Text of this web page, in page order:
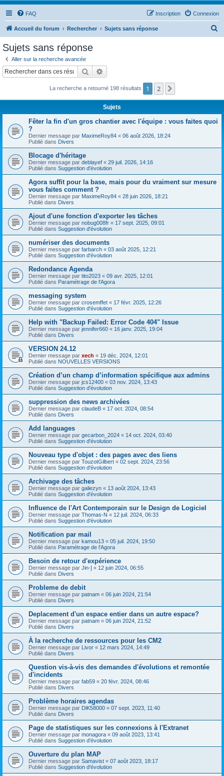
FAQ Connexion
Inscription
Accueil du forum Rechercher Sujets sans réponse
c
Sujets sans réponse
Aller sur la recherche avancée
Rechercher
La recherche a retourné 198 résultats 1 2
Sujets
Fêter la fin d'un gros chantier avec l'équipe : vous faites quoi
?
Dernier message par MaximeRoy84 « 06 août 2026, 18:24
Publié dans Divers
Blocage d'héritage
Dernier message par deblayef « 29 juil. 2026, 14:16
Publié dans Suggestion d'évolution
Agora suffit pour la base, mais pour du vraiment sur mesure
vous faites comment ?
Dernier message par MaximeRoy84 « 28 juin 2026, 18:21
Publié dans Divers
Ajout d'une fonction d'exporter les tâches
Dernier message par nobug008fr « 17 sept. 2025, 09:01
Publié dans Suggestion d'évolution
numériser des documents
Dernier message par farbarch « 03 août 2025, 12:21
Publié dans Suggestion d'évolution
Redondance Agenda
Dernier message par tito2023 « 09 avr. 2025, 12:01
Publié dans Paramétrage de l'Agora
messaging system
Dernier message par crosemffet « 17 févr. 2025, 12:26
Publié dans Suggestion d'évolution
Help with "Backup Failed: Error Code 404" Issue
Dernier message par jennifer660 « 16 janv. 2025, 19:04
Publié dans Divers
VERSION 24.12
Dernier message par xech « 19 déc. 2024, 12:01
Publié dans NOUVELLES VERSIONS
Création d’un champ d’information spécifique aux admins
Dernier message par jcs12400 « 03 nov. 2024, 13:43
Publié dans Suggestion d'évolution
suppression des news archivées
Dernier message par claudeB « 17 oct. 2024, 08:54
Publié dans Divers
Add languages
Dernier message par gecarbon_2024 « 14 oct. 2024, 03:40
Publié dans Suggestion d'évolution
Nouveau type d'objet : des pages avec des liens
Dernier message par TouzotGilbert « 02 sept. 2024, 23:56
Publié dans Suggestion d'évolution
Archivage des tâches
Dernier message par galiezyn « 13 août 2024, 13:43
Publié dans Suggestion d'évolution
Influence de l'Art Contemporain sur le Design de Logiciel
Dernier message par Thomas-N « 12 juil. 2024, 06:33
Publié dans Suggestion d'évolution
Notification par mail
Dernier message par kamou13 « 05 juil. 2024, 19:50
Publié dans Paramétrage de l'Agora
Besoin de retour d'expérience
Dernier message par Jin-] « 12 juin 2024, 06:55
Publié dans Divers
Probleme de debit
Dernier message par patnam « 06 juin 2024, 21:54
Publié dans Divers
Deplacement d'un espace entier dans un autre espace?
Dernier message par patnam « 06 juin 2024, 21:52
Publié dans Divers
À la recherche de ressources pour les CM2
Dernier message par Livor « 12 mars 2024, 14:49
Publié dans Divers
Question vis-à-vis des demandes d'évolutions et remontée
d'incidents
Dernier message par fab59 « 20 févr. 2024, 08:46
Publié dans Divers
Problème horaires agendas
Dernier message par DiK58000 « 07 sept. 2023, 11:40
Publié dans Divers
Page de statistiques sur les connexions à l'Extranet
Dernier message par monagora « 09 août 2023, 13:41
Publié dans Suggestion d'évolution
Ouverture du plan MAP
Dernier message par Samavist « 07 août 2023, 18:17
Publié dans Suggestion d'évolution